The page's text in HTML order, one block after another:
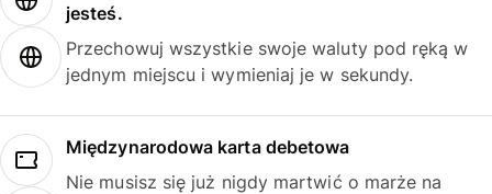
jesteś.
Przechowuj wszystkie swoje waluty pod ręką w
jednym miejscu i wymieniaj je w sekundy.
Międzynarodowa karta debetowa
Nie musisz się już nigdy martwić o marże na